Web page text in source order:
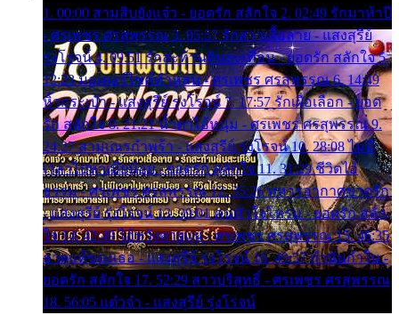
1. 00:00 สามสิบยังแจ๋ว - ยอดรัก สลักใจ 2. 02:49 รักมาห้าปี
- ศรเพชร ศรสุพรรณ 3. 05:57 รักสาวเสื้อลาย - แสงสุรีย์
รุ่งโรจน์ 4. 09:51 รักสะท้านดินสะเทือน - ยอดรัก สลักใจ 5.
12:23 มอเตอร์ไซค์ทำหล่น - ศรเพชร ศรสุพรรณ 6. 14:49
หิ้วกระเป๋า - แสงสุรีย์ รุ่งโรจน์ 7. 17:57 รักเผื่อเลือก - ยอด
รัก สลักใจ 8. 21:21 น้ำตาไอ้หนุ่ม - ศรเพชร ศรสุพรรณ 9.
24:27 สามเณรกำพร้า - แสงสุรีย์ รุ่งโรจน์ 10. 28:08 ไม่มี
เวลาไปหาเมียน้อย - ยอดรัก สลักใจ 11. 31:29 ชีวิตไอ้
ธรรม - ศรเพชร ศรสุพรรณ 12. 35:26 ทหารอากาศขาดรัก
- แสงสุรีย์ รุ่งโรจน์ 13. 39:01 คนหัวใจโทรม - ยอดรัก สลัก
ใจ 14. 42:49 ไอ้หวังตายแน่ - ศรเพชร ศรสุพรรณ 15. 46:35
ธาตุแท้ของเธอ - แสงสุรีย์ รุ่งโรจน์ 16. 49:57 กำนันกำใน -
ยอดรัก สลักใจ 17. 52:29 สาวบริสุทธิ์ - ศรเพชร ศรสุพรรณ
18. 56:05 แต๋วจ๋า - แสงสุรีย์ รุ่งโรจน์